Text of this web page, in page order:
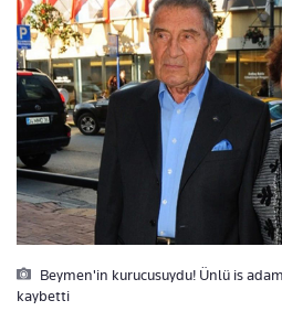
Beymen'in kurucusuydu! Ünlü is
kaybetti